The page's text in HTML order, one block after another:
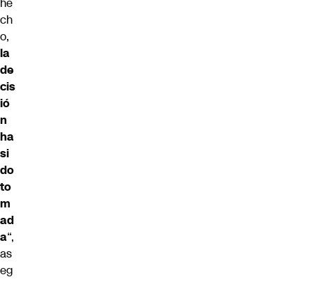
ch
o,
la
de
cis
ió
n
ha
si
do
to
m
ad
a“,
as
eg